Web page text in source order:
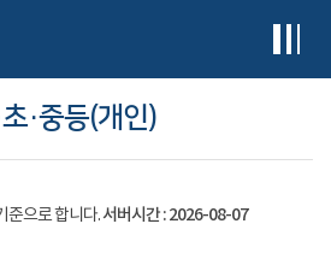
·중등(개인)
준으로 합니다.서버시간 :2026-08-07